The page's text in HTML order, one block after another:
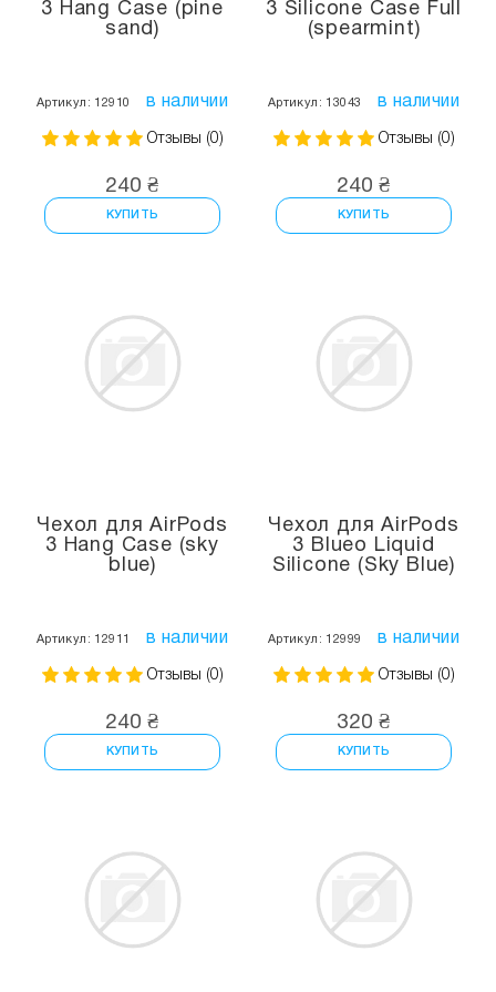
3 Hang Case (pine
sand)
Артикул: 12910 в наличии
Отзывы (0)
240 ₴
КУПИТЬ
3 Silicone Case Full
(spearmint)
Артикул: 13043 в наличии
Отзывы (0)
240 ₴
КУПИТЬ
Чехол для AirPods
3 Hang Case (sky
blue)
Артикул: 12911 в наличии
Отзывы (0)
240 ₴
КУПИТЬ
Чехол для AirPods
3 Blueo Liquid
Silicone (Sky Blue)
Артикул: 12999 в наличии
Отзывы (0)
320 ₴
КУПИТЬ